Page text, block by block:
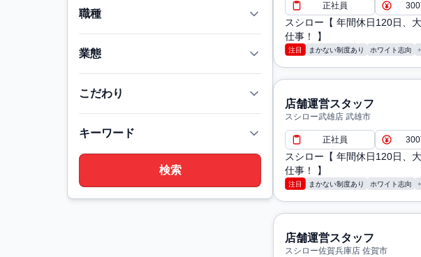
職種
業態
こだわり
キーワード
正社員
スシロー【 年間休日120日、
仕事！ 】
注目 まかない制度あり ホワイト志向
店舗運営スタッフ
スシロー武雄店 武雄市
正社員
スシロー【 年間休日120日、
仕事！ 】
注目 まかない制度あり ホワイト志向
店舗運営スタッフ
スシロー佐賀兵庫店 佐賀市